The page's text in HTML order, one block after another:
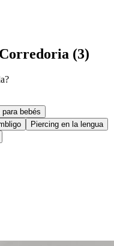
(3)
bebés
Piercing en la lengua